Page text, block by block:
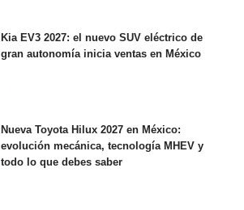
Kia EV3 2027: el nuevo SUV eléctrico de
gran autonomía inicia ventas en México
Nueva Toyota Hilux 2027 en México:
evolución mecánica, tecnología MHEV y
todo lo que debes saber